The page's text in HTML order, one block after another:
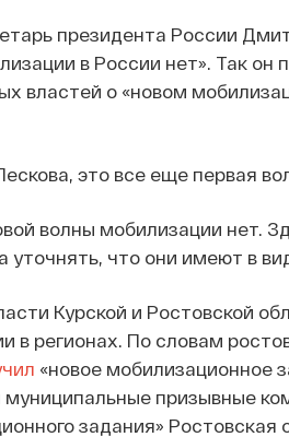
президента России
в России нет». Так он
властей о «новом
это все еще первая
волны мобилизации нет.
уточнять, что они имеют в
Курской и Ростовской
в регионах. По словам
«новое мобилизационное
муниципальные призывные
задания» Ростовская